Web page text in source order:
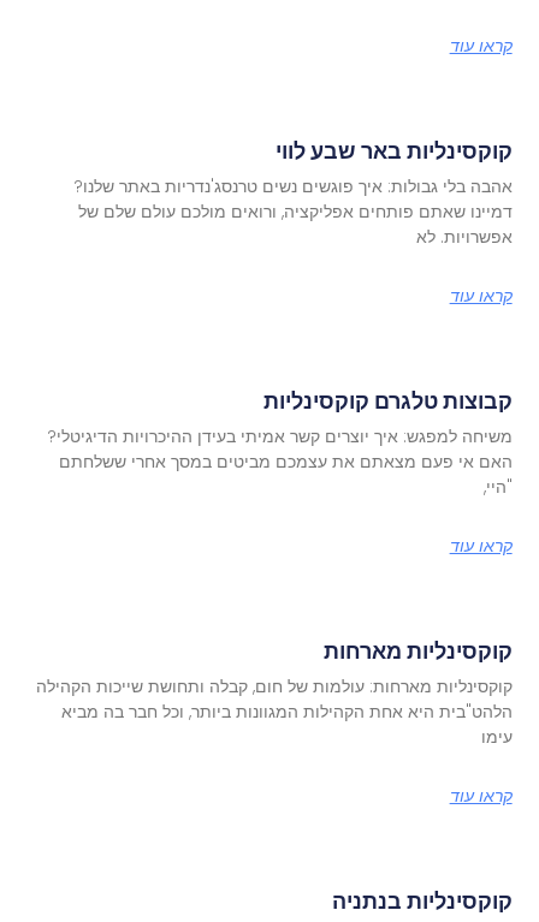
קראו עוד
קוקסינליות באר שבע לווי
אהבה בלי גבולות: איך פוגשים נשים טרנסג'נדריות באתר שלנו?
דמיינו שאתם פותחים אפליקציה, ורואים מולכם עולם שלם של
אפשרויות. לא
קראו עוד
קבוצות טלגרם קוקסינליות
משיחה למפגש: איך יוצרים קשר אמיתי בעידן ההיכרויות הדיגיטלי?
האם אי פעם מצאתם את עצמכם מביטים במסך אחרי ששלחתם
"היי,
קראו עוד
קוקסינליות מארחות
קוקסינליות מארחות: עולמות של חום, קבלה ותחושת שייכות הקהילה
הלהט"בית היא אחת הקהילות המגוונות ביותר, וכל חבר בה מביא
עימו
קראו עוד
קוקסינליות בנתניה